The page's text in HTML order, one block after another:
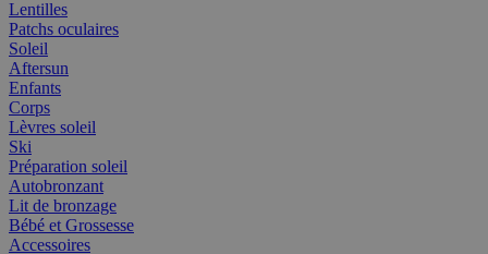
Lentilles
Patchs oculaires
Soleil
Aftersun
Enfants
Corps
Lèvres soleil
Ski
Préparation soleil
Autobronzant
Lit de bronzage
Bébé et Grossesse
Accessoires